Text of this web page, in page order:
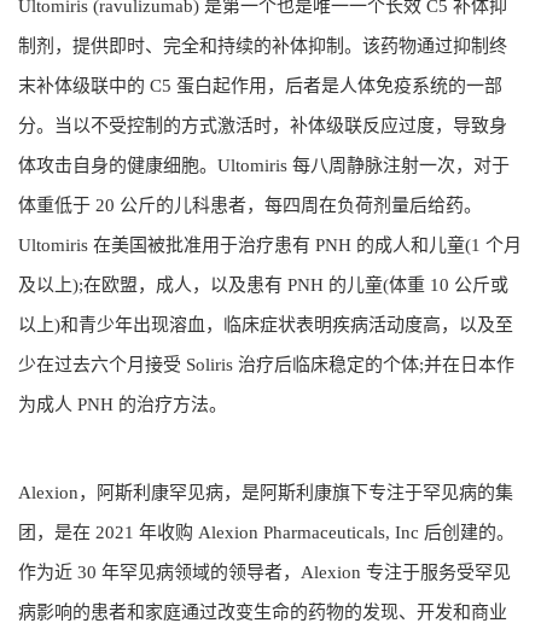
Ultomiris (ravulizumab) 是第一个也是唯一一个长效 C5 补体抑
制剂，提供即时、完全和持续的补体抑制。该药物通过抑制终
末补体级联中的 C5 蛋白起作用，后者是人体免疫系统的一部
分。当以不受控制的方式激活时，补体级联反应过度，导致身
体攻击自身的健康细胞。Ultomiris 每八周静脉注射一次，对于
体重低于 20 公斤的儿科患者，每四周在负荷剂量后给药。
Ultomiris 在美国被批准用于治疗患有 PNH 的成人和儿童(1 个月
及以上);在欧盟，成人，以及患有 PNH 的儿童(体重 10 公斤或
以上)和青少年出现溶血，临床症状表明疾病活动度高，以及至
少在过去六个月接受 Soliris 治疗后临床稳定的个体;并在日本作
为成人 PNH 的治疗方法。
Alexion，阿斯利康罕见病，是阿斯利康旗下专注于罕见病的集
团，是在 2021 年收购 Alexion Pharmaceuticals, Inc 后创建的。
作为近 30 年罕见病领域的领导者，Alexion 专注于服务受罕见
病影响的患者和家庭通过改变生命的药物的发现、开发和商业